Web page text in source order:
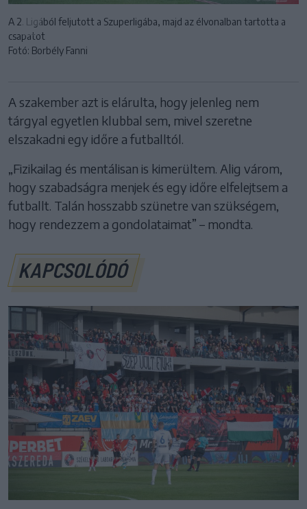
A 2. Ligából feljutott a Szuperligába, majd az élvonalban tartotta a
csapatot
Fotó: Borbély Fanni
A szakember azt is elárulta, hogy jelenleg nem
tárgyal egyetlen klubbal sem, mivel szeretne
elszakadni egy időre a futballtól.
„Fizikailag és mentálisan is kimerültem. Alig várom,
hogy szabadságra menjek és egy időre elfelejtsem a
futballt. Talán hosszabb szünetre van szükségem,
hogy rendezzem a gondolataimat” – mondta.
KAPCSOLÓDÓ